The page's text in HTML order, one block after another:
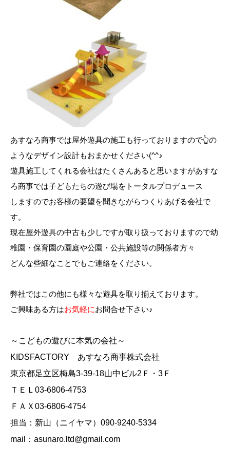
あすなろ商事では屋外遊具の施工も行っておりますので👆の
ようなデザイン設計もおまかせください(^^♪
遊具施工してくれる会社はたくさんあると思いますがあすな
ろ商事では子どもたちの遊び場をトータルプロデュース
しますのでお客様の要望を聞きながらつくりあげる会社で
す。
現在屋外遊具の中古も少しですが取り扱っておりますので幼
稚園・保育園の園庭や公園・公共施設等の関係者方々
どんな些細なことでもご連絡をください。
弊社ではこの他にも様々な遊具を取り揃えております。
ご興味ある方はお気軽にお問合せ下さい♪
～こどもの遊びに本気の会社～
KIDSFACTORY あすなろ商事株式会社
東京都足立区梅島3-39-18山中ビル2Ｆ・3Ｆ
ＴＥＬ03-6806-4753
ＦＡＸ03-6806-4754
担当：新山（ニイヤマ）090-9240-5334
mail：asunaro.ltd@gmail.com